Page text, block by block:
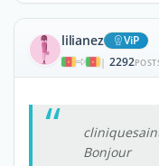
lilianez ViP
| 2292
Bonjour